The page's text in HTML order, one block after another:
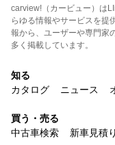
carview!（カービュー）は
らゆる情報やサービスを提
報から、ユーザーや専門家
多く掲載しています。
知る
カタログ
ニュース
買う・売る
中古車検索
新車見積り